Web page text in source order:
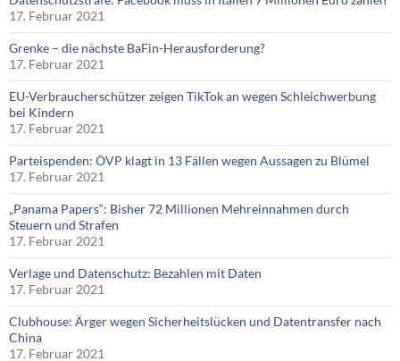
17. Februar 2021
Grenke – die nächste BaFin-Herausforderung?
17. Februar 2021
EU-Verbraucherschützer zeigen TikTok an wegen Schleichwerbung
bei Kindern
17. Februar 2021
Parteispenden: ÖVP klagt in 13 Fällen wegen Aussagen zu Blümel
17. Februar 2021
„Panama Papers“: Bisher 72 Millionen Mehreinnahmen durch
Steuern und Strafen
17. Februar 2021
Verlage und Datenschutz: Bezahlen mit Daten
17. Februar 2021
Clubhouse: Ärger wegen Sicherheitslücken und Datentransfer nach
China
17. Februar 2021